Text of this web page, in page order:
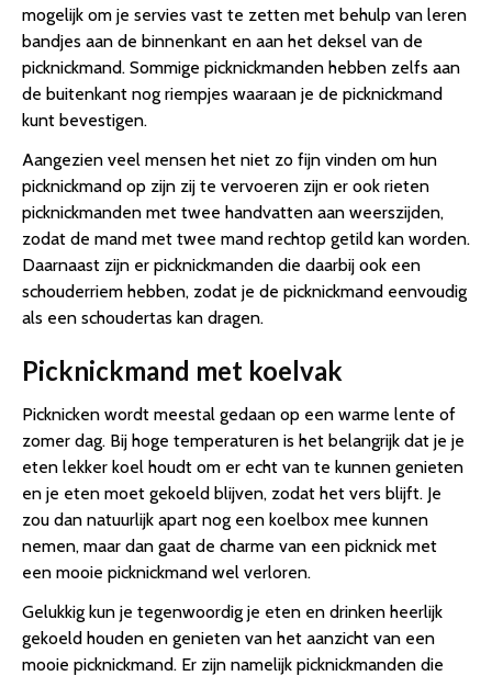
mogelijk om je servies vast te zetten met behulp van leren
bandjes aan de binnenkant en aan het deksel van de
picknickmand. Sommige picknickmanden hebben zelfs aan
de buitenkant nog riempjes waaraan je de picknickmand
kunt bevestigen.
Aangezien veel mensen het niet zo fijn vinden om hun
picknickmand op zijn zij te vervoeren zijn er ook rieten
picknickmanden met twee handvatten aan weerszijden,
zodat de mand met twee mand rechtop getild kan worden.
Daarnaast zijn er picknickmanden die daarbij ook een
schouderriem hebben, zodat je de picknickmand eenvoudig
als een schoudertas kan dragen.
Picknickmand met koelvak
Picknicken wordt meestal gedaan op een warme lente of
zomer dag. Bij hoge temperaturen is het belangrijk dat je je
eten lekker koel houdt om er echt van te kunnen genieten
en je eten moet gekoeld blijven, zodat het vers blijft. Je
zou dan natuurlijk apart nog een koelbox mee kunnen
nemen, maar dan gaat de charme van een picknick met
een mooie picknickmand wel verloren.
Gelukkig kun je tegenwoordig je eten en drinken heerlijk
gekoeld houden en genieten van het aanzicht van een
mooie picknickmand. Er zijn namelijk picknickmanden die